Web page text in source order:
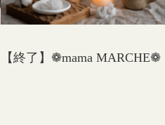
【終了】❁mama MARCHE❁